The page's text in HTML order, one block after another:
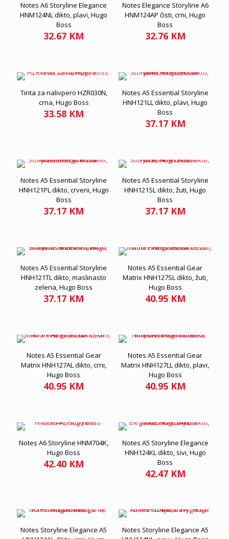
Notes A6 Storyline Elegance
HNM124NL dikto, plavi, Hugo
Boss
32.67 KM
Notes Elegance Storyline A6
HNM124AP čisti, crni, Hugo
Boss
32.76 KM
Tinta za nalivpero HZR030N,
crna, Hugo Boss
33.58 KM
Notes A5 Essential Storyline
HNH121LL dikto, plavi, Hugo
Boss
37.17 KM
Notes A5 Essential Storyline
HNH121PL dikto, crveni, Hugo
Boss
37.17 KM
Notes A5 Essential Storyline
HNH121SL dikto, žuti, Hugo
Boss
37.17 KM
Notes A5 Essential Storyline
HNH121TL dikto, maslinasto
zelena, Hugo Boss
37.17 KM
Notes A5 Essential Gear
Matrix HNH127SL dikto, žuti,
Hugo Boss
40.95 KM
Notes A5 Essential Gear
Matrix HNH127AL dikto, crni,
Hugo Boss
40.95 KM
Notes A5 Essential Gear
Matrix HNH127LL dikto, plavi,
Hugo Boss
40.95 KM
Notes A6 Storyline HNM704K,
Hugo Boss
42.40 KM
Notes A5 Storyline Elegance
HNH124KL dikto, sivi, Hugo
Boss
42.47 KM
Notes Storyline Elegance A5
Notes Storyline Elegance A5